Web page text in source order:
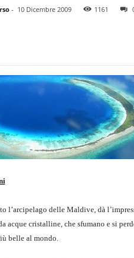
- 10 Dicembre 2009 1161
l’arcipelago delle Maldive, dà
acque cristalline, che sfumano e si
belle al mondo.